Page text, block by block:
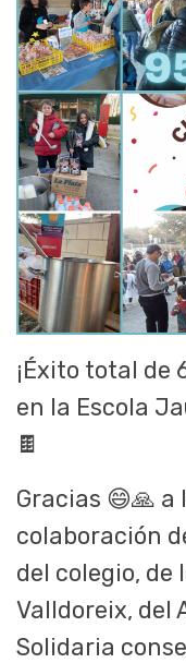
¡Éxito total de
en la Escola
🍫
Gracias 😄🙏 a
colaboración
del colegio, de
Valldoreix, del
Solidaria